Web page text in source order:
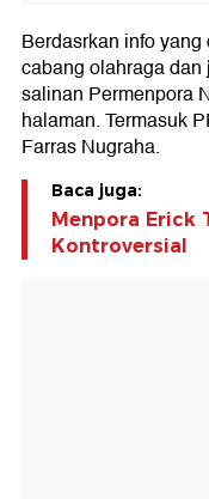
Berdasrkan info
cabang olahraga
salinan Permenpora
halaman. Termasuk
Farras Nugraha.
Baca juga:
Menpora Erick
Kontroversial